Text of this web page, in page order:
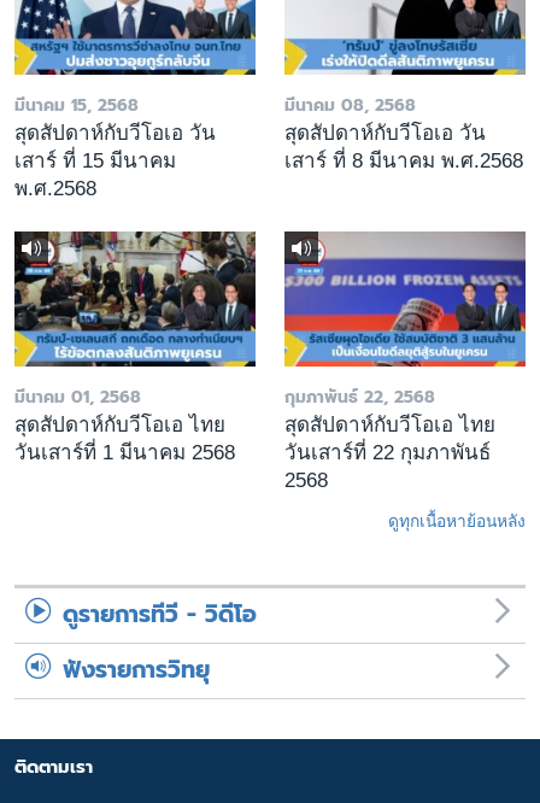
มีนาคม 15, 2568
สุดสัปดาห์กับวีโอเอ วัน
เสาร์ ที่ 15 มีนาคม
พ.ศ.2568
มีนาคม 08, 2568
สุดสัปดาห์กับวีโอเอ วัน
เสาร์ ที่ 8 มีนาคม พ.ศ.2568
มีนาคม 01, 2568
สุดสัปดาห์กับวีโอเอ ไทย
วันเสาร์ที่ 1 มีนาคม 2568
กุมภาพันธ์ 22, 2568
สุดสัปดาห์กับวีโอเอ ไทย
วันเสาร์ที่ 22 กุมภาพันธ์
2568
ดูทุกเนื้อหาย้อนหลัง
ดูรายการทีวี - วิดีโอ
ฟังรายการวิทยุ
ติดตามเรา